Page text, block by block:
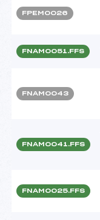
FPEM0026
FNAM0051.FFS
FNAM0043
FNAM0041.FFS
FNAM0025.FFS